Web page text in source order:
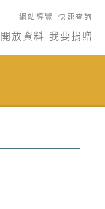
網站導覽 快速查詢
開放資料 我要捐贈